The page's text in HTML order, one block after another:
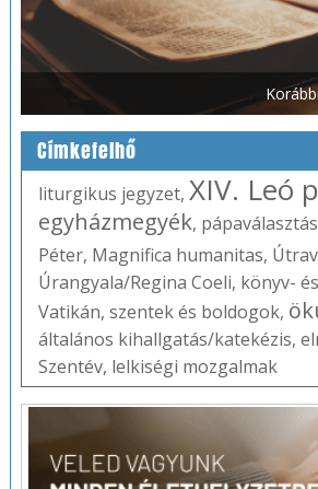
Címkefelhő
liturgikus jegyzet, XIV. Leó
egyházmegyék,
Péter, Magnifica humanitas,
Úrangyala/Regina Coeli, könyv-
Vatikán, szentek és boldogok,
általános kihallgatás/katekézis,
Szentév, lelkiségi mozgalmak